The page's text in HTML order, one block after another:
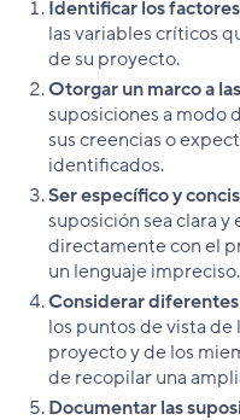
Identificar los
las variables críticos
de su proyecto.
Otorgar un marco a
suposiciones a modo
sus creencias o
identificados.
Ser específico y
suposición sea clara
directamente con el
un lenguaje impreciso.
Considerar
los puntos de vista
proyecto y de los
de recopilar una
Documentar las